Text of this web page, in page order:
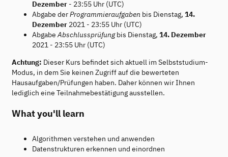
Dezember - 23:55 Uhr (UTC)
Abgabe derProgrammieraufgaben bis Dienstag, 14.
Dezember 2021 - 23:55 Uhr (UTC)
AbgabeAbschlussprüfungbis Dienstag, 14. Dezember
2021 - 23:55 Uhr (UTC)
Achtung: Dieser Kurs befindet sich aktuell im Selbststudium-
Modus, in dem Sie keinen Zugriff auf die bewerteten
Hausaufgaben/Prüfungen haben. Daher können wir Ihnen
lediglich eine Teilnahmebestätigung ausstellen.
What you'll learn
Algorithmen verstehen und anwenden
Datenstrukturen erkennen und einordnen